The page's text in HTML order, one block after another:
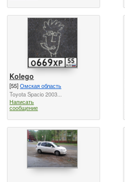
Kolego
[55]Омская область
Toyota Spaсio 2003...
Написать
сообщение